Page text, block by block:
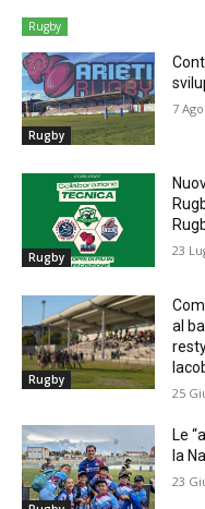
Rugby
Rugby
7
Rugby 23
Rugby
al
25
Le
la
23